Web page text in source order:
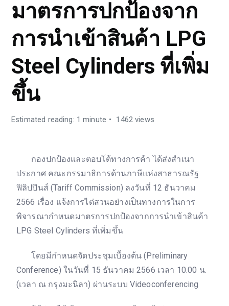
มาตรการปกป้องจาก
การนำเข้าสินค้า LPG
Steel Cylinders ที่เพิ่ม
ขึ้น
Estimated reading: 1 minute 1462 views
กองปกป้องและตอบโต้ทางการค้า ได้ส่งสำเนา
ประกาศ คณะกรรมาธิการด้านภาษีแห่งสาธารณรัฐ
ฟิลิปปินส์ (Tariff Commission) ลงวันที่ 12 ธันวาคม
2566 เรื่อง แจ้งการไต่สวนอย่างเป็นทางการในการ
พิจารณากำหนดมาตรการปกป้องจากการนำเข้าสินค้า
LPG Steel Cylinders ที่เพิ่มขึ้น
โดยมีกำหนดจัดประชุมเบื้องต้น (Preliminary
Conference) ในวันที่ 15 ธันวาคม 2566 เวลา 10.00 น.
(เวลา ณ กรุงมะนิลา) ผ่านระบบ Videoconferencing